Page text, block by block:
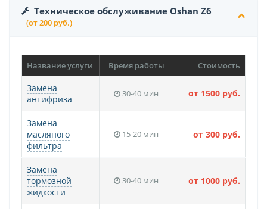
Техническое обслуживание Oshan Z6
(от 200 руб.)
Название услуги Время работы Стоимость
Замена
антифриза
30-40 мин от 1500 руб.
Замена
масляного
фильтра
15-20 мин от 300 руб.
Замена
тормозной
жидкости
30-40 мин от 1000 руб.